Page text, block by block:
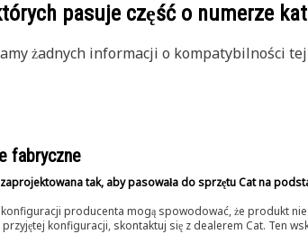
pasuje część o numerze
żadnych informacji o kompatybilności tej
fabryczne
zaprojektowana tak, aby pasowała do sprzętu Cat na
producenta mogą spowodować, że produkt
przyjętej konfiguracji, skontaktuj się z dealerem Cat. Ten